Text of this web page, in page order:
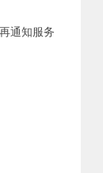
通知服务